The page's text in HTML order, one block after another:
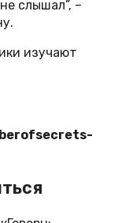
слышал”, –
изучают